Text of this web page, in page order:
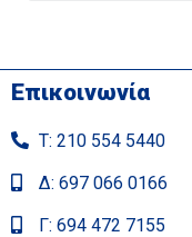
Επικοινωνία
Τ: 210 554 5440
Δ: 697 066 0166
Γ: 694 472 7155